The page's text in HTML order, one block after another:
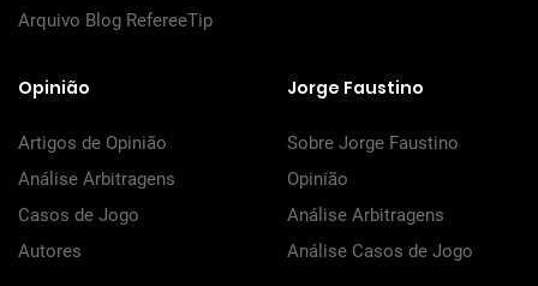
Arquivo Blog RefereeTip
Opinião
Artigos de Opinião
Análise Arbitragens
Casos de Jogo
Autores
Jorge Faustino
Sobre Jorge Faustino
Opinião
Análise Arbitragens
Análise Casos de Jogo